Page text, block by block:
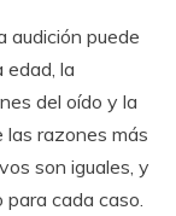
audición puede
la
del oído y la
las razones más
son iguales, y
cada caso.